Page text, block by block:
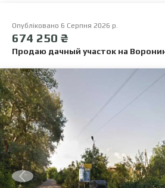
Опубліковано 6 Серпня 2026 р.
674 250 ₴
Продаю дачный участок на